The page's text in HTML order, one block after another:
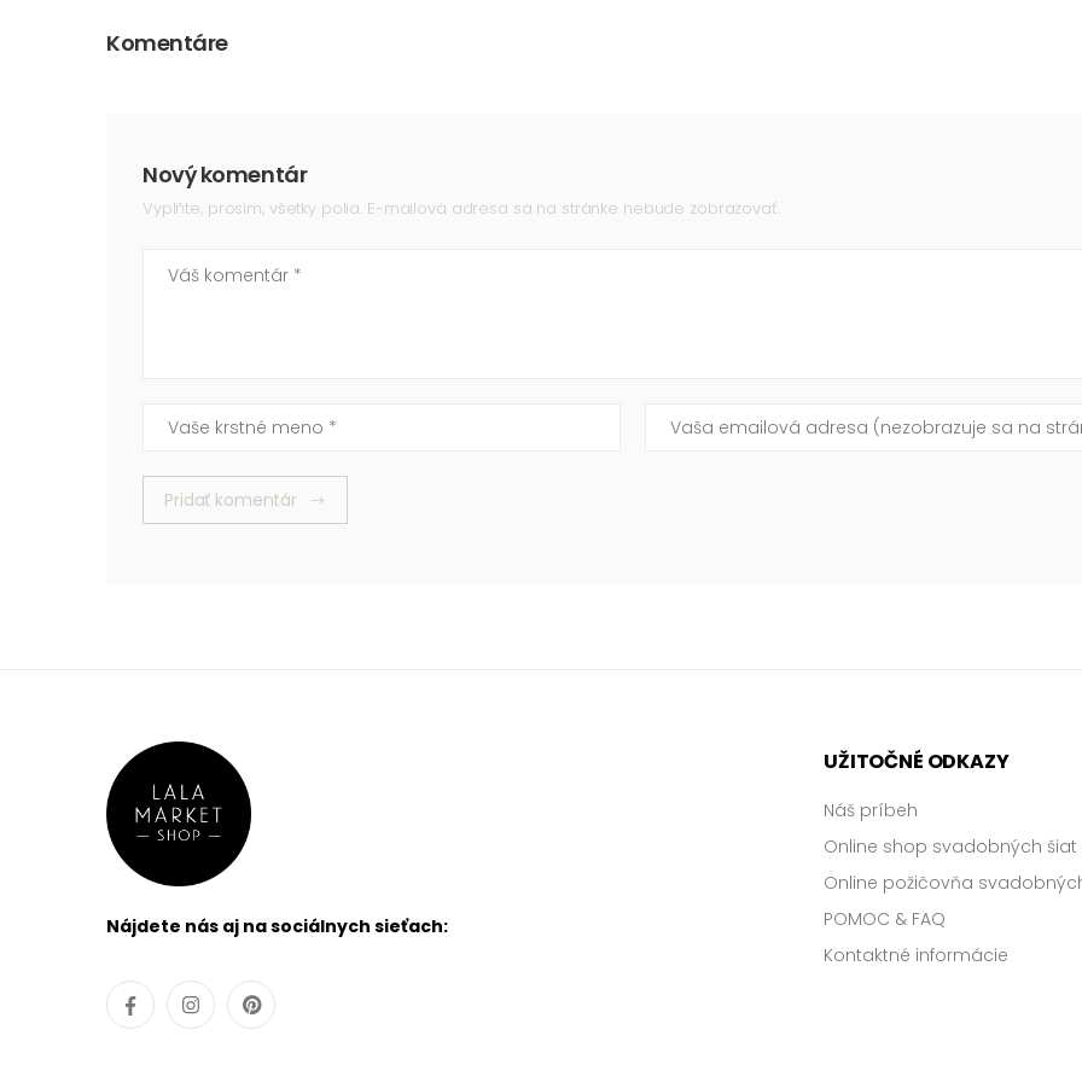
Komentáre
Nový komentár
Vyplňte, prosím, všetky polia. E-mailová adresa sa na stránke nebude zobrazovať.
Váš komentár
Vaše krstné meno Vaša emailová adresa (nezobrazuje sa na
Pridať komentár
Nájdete nás aj na sociálnych sieťach:
UŽITOČNÉ ODKAZY
Náš príbeh
Online shop svadobných šiat
Online požičovňa
POMOC & FAQ
Kontaktné informácie